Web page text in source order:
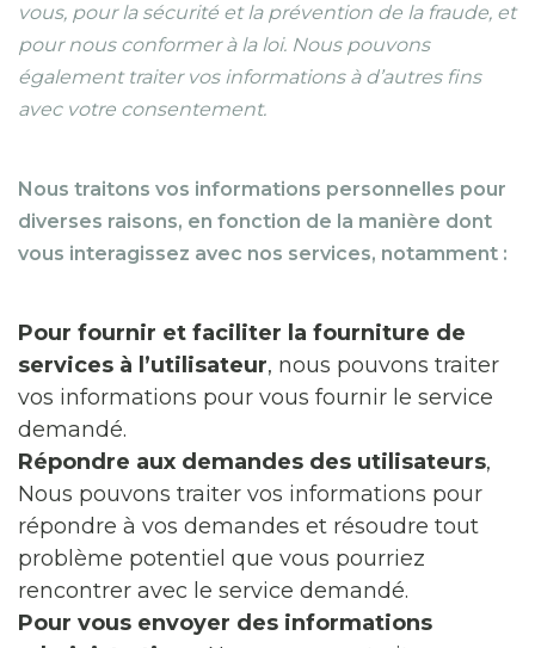
vous, pour la sécurité et la prévention de la fraude, et
pour nous conformer à la loi. Nous pouvons
également traiter vos informations à d’autres fins
avec votre consentement.
Nous traitons vos informations personnelles pour
diverses raisons, en fonction de la manière dont
vous interagissez avec nos services, notamment :
Pour fournir et faciliter la fourniture de
services à l’utilisateur, nous pouvons traiter
vos informations pour vous fournir le service
demandé.
Répondre aux demandes des utilisateurs,
Nous pouvons traiter vos informations pour
répondre à vos demandes et résoudre tout
problème potentiel que vous pourriez
rencontrer avec le service demandé.
Pour vous envoyer des informations